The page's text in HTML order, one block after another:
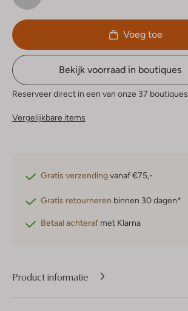
Voeg toe
Bekijk voorraad in boutiques
Reserveer direct in een van onze 37 boutiques
Vergelijkbare items
Gratis verzendingvanaf €75,-
Gratis retourneren binnen 30 dagen*
Betaal achteraf met Klarna
Product informatie